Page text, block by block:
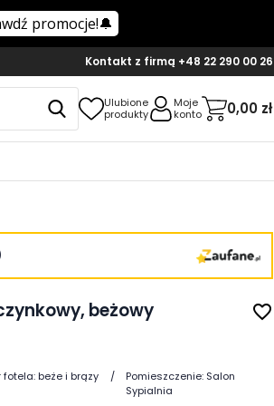
Kontakt z firmą +48 22 290 00 26
Ulubione
produkty
Moje
konto
0,00 zł
beżowy favorite_border
fotela: beże i brązy Pomieszczenie: Salon
Sypialnia